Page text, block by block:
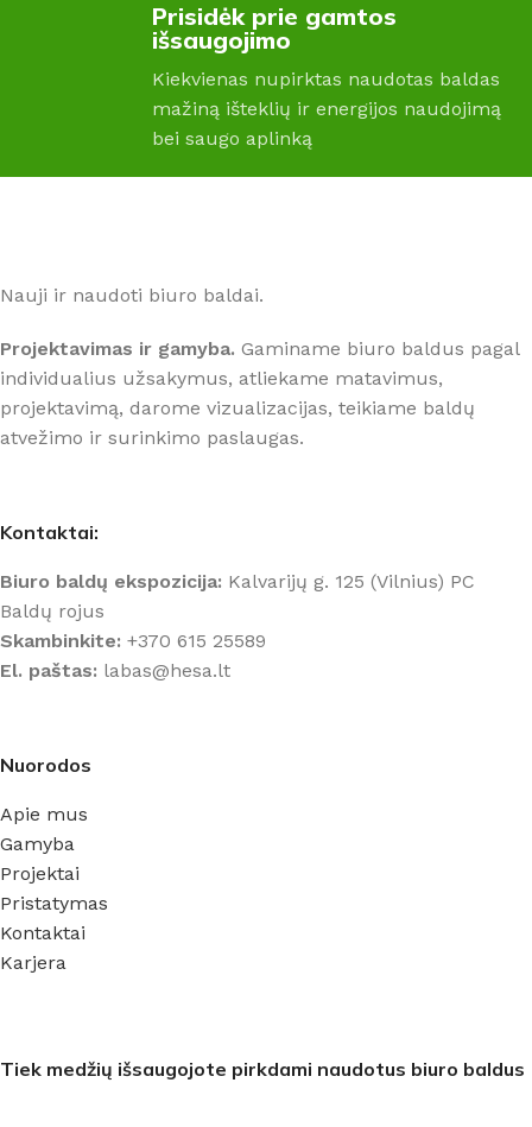
Prisidėk prie gamtos
išsaugojimo
Kiekvienas nupirktas naudotas baldas
mažiną išteklių ir energijos naudojimą
bei saugo aplinką
Nauji ir naudoti biuro baldai.
Projektavimas ir gamyba. Gaminame biuro baldus pagal
individualius užsakymus, atliekame matavimus,
projektavimą, darome vizualizacijas, teikiame baldų
atvežimo ir surinkimo paslaugas.
Kontaktai:
Biuro baldų ekspozicija: Kalvarijų g. 125 (Vilnius) PC
Baldų rojus
Skambinkite: +370 615 25589
El. paštas: labas@hesa.lt
Nuorodos
Apie mus
Gamyba
Projektai
Pristatymas
Kontaktai
Karjera
Tiek medžių išsaugojote pirkdami naudotus biuro baldus